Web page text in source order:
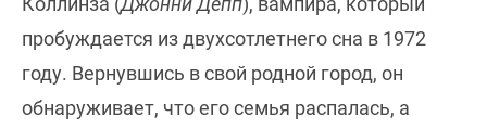
пробуждается из двухсотлетнего сна в 1972
году. Вернувшись в свой родной город, он
обнаруживает, что его семья распалась, а